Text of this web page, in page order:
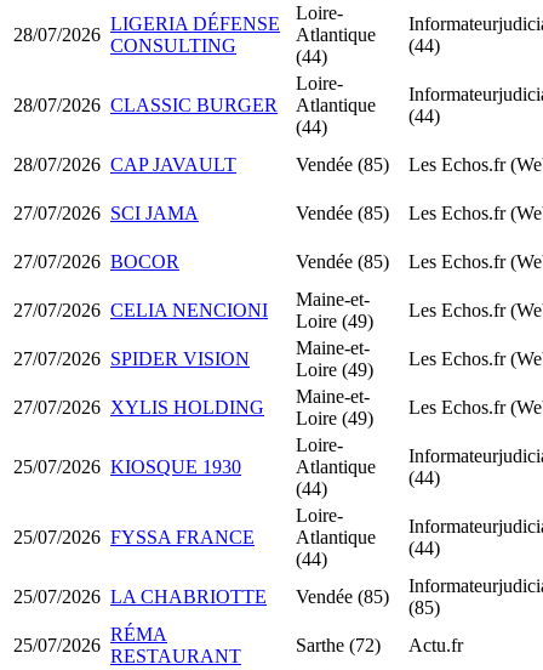
28/07/2026
LIGERIA DÉFENSE
CONSULTING
Loire-
Atlantique
(44)
(44)
28/07/2026 CLASSIC BURGER
Loire-
Atlantique
(44)
(44)
28/07/2026 CAP JAVAULT Vendée (85) Les Echos.fr
27/07/2026 SCI JAMA Vendée (85) Les Echos.fr
27/07/2026 BOCOR Vendée (85) Les Echos.fr
27/07/2026 CELIA NENCIONI
Maine-et-
Loire (49)
Les Echos.fr
27/07/2026 SPIDER VISION
Maine-et-
Loire (49)
Les Echos.fr
27/07/2026 XYLIS HOLDING
Maine-et-
Loire (49)
Les Echos.fr
25/07/2026 KIOSQUE 1930
Loire-
Atlantique
(44)
(44)
25/07/2026 FYSSA FRANCE
Loire-
Atlantique
(44)
(44)
25/07/2026 LA CHABRIOTTE Vendée (85)
(85)
25/07/2026
RÉMA
RESTAURANT
Sarthe (72) Actu.fr